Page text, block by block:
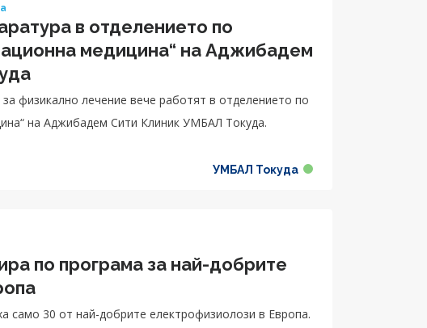
в отделението по
медицина“ на Аджибадем
физикално лечение вече работят в отделението по
на Аджибадем Сити Клиник УМБАЛ Токуда.
УМБАЛ Токуда
по програма за най-добрите
само 30 от най-добрите електрофизиолози в Европа.